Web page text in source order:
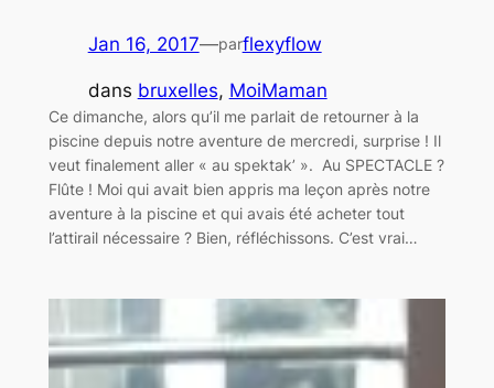
Jan 16, 2017—parflexyflow
dans bruxelles, MoiMaman
Ce dimanche, alors qu’il me parlait de retourner à la
piscine depuis notre aventure de mercredi, surprise ! Il
veut finalement aller « au spektak’ ». Au SPECTACLE ?
Flûte ! Moi qui avait bien appris ma leçon après notre
aventure à la piscine et qui avais été acheter tout
l’attirail nécessaire ? Bien, réfléchissons. C’est vrai…